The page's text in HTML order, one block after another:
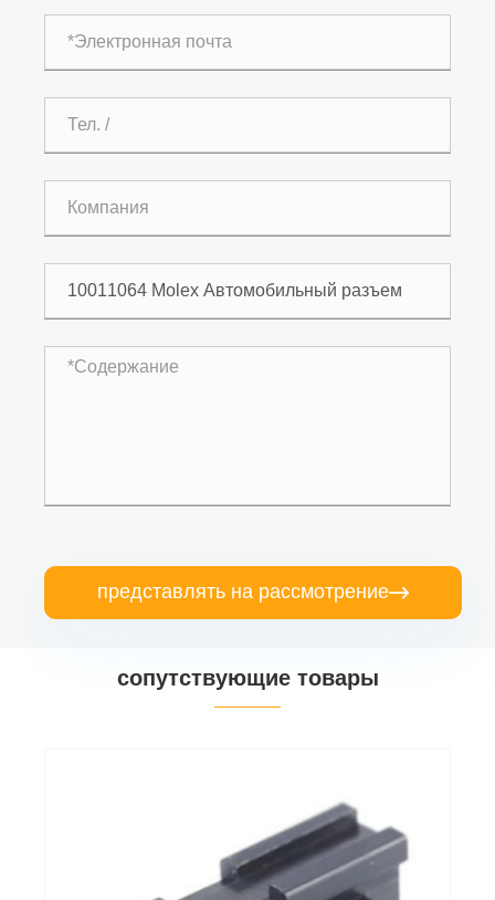
представлять на рассмотрение
сопутствующие товары